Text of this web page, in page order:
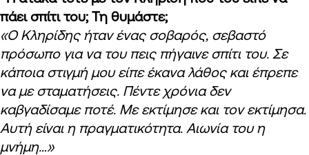
πάει σπίτι του; Τη θυμάστε;
«Ο Κληρίδης ήταν ένας σοβαρός, σεβαστό
πρόσωπο για να του πεις πήγαινε σπίτι του. Σε
κάποια στιγμή μου είπε έκανα λάθος και έπρεπε
να με σταματήσεις. Πέντε χρόνια δεν
καβγαδίσαμε ποτέ. Με εκτίμησε και τον εκτίμησα.
Αυτή είναι η πραγματικότητα. Aιωνία του η
μνήμη…»